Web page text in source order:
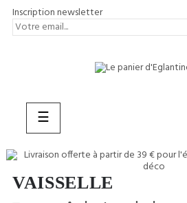
Inscription newsletter
Basculer
la
navigation
☰
VAISSELLE